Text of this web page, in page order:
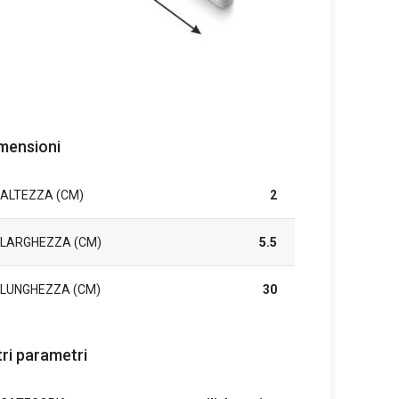
ALTEZZA (CM) 2
LARGHEZZA (CM) 5.5
LUNGHEZZA (CM) 30
parametri